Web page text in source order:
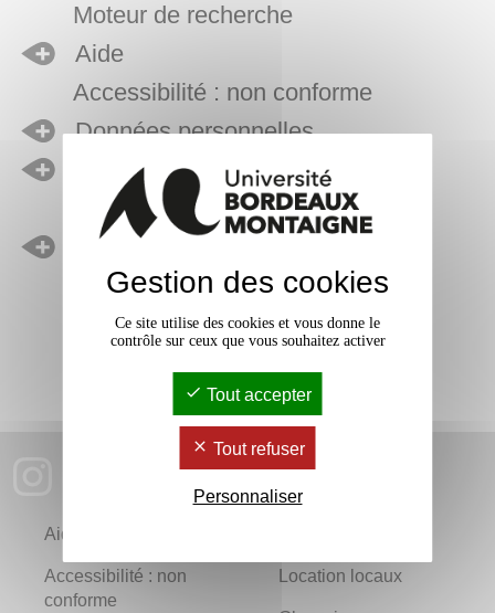
Moteur de recherche
Aide
Accessibilité : non conforme
Données personnelles
Mentions légales
Plan du site
Contact
Glossaire
Marchés publics
Aide
Accessibilité : non
conforme
Location locaux
Gestion des cookies
Ce site utilise des cookies et vous donne le
contrôle sur ceux que vous souhaitez activer
Tout accepter
Tout refuser
Personnaliser